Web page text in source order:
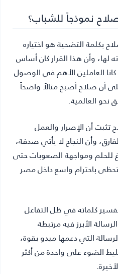
نموذجاً للشباب؟
بكلمة التضحية هو اختياره
لها، وأن هذا القرار كان أساس
كانا العاملين الأهم في الوصول
أن صلاح أصبح مثالاً واضحاً
العالمية.
أن الإصرار والعمل
وأن النجاح لا يأتي صدفة،
للحلم ومواجهة الصعوبات حتى
باحترام واسع داخل مصر
كلماته في ظل التفاعل
الأبرز فيه مرتبطة
التي دعمها ميدو بقوة،
الضوء على واحدة من أكثر